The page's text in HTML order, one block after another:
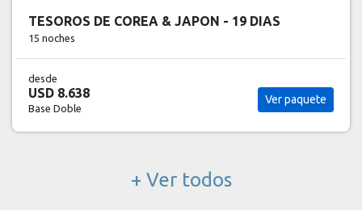
TESOROS DE COREA & JAPON - 19 DIAS
15 noches
desde
USD 8.638
Base Doble
Ver paquete
+ Ver todos